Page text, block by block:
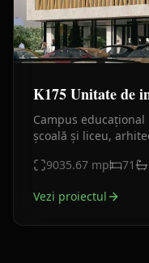
K175 Unitate de
Campus
școală și liceu,
9035.67 mp 71
Vezi proiectul